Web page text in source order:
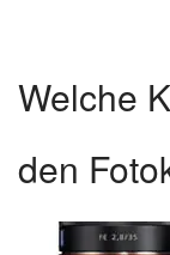
Welche
den